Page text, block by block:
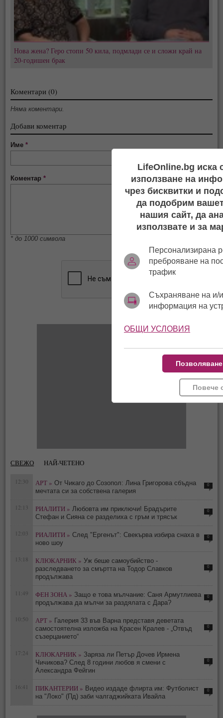
Нова жена? Геро стопи 50 кила, подмлади се и сложи край на
20-годишен брак
Коментари (0)
Няма коментари.
Добави коментар
Име*
Коментар*
* до 1000 символа
СВЕЖО НАЙ-ЧЕТЕНО
12:30 АРТ » От Чикаго до Созопол: Лина Григорова сбъдна
мечтата си за собствена галерия
0
12:13 РИАЛИТИ » Любовта им приключи! Брадърите
Стефан и Сияна се разделиха с гръм и трясък
0
12:03 РИАЛИТИ » След "Ергенът": Свекърва избира снаха в
ново шоу
0
13:18 КЛЮКАРНИК » Уж беше самоубийство -
разследването за смъртта на Тодор Славков
продължава
0
11:49 ФЕН ЗОНА » Защо е това мълчание: Саня Армутлиева
продължава да мълчи за раздялата с Дара?
0
10:50 АРТ » Галерия 33 във Варна представя деветата
самостоятелна изложба на Красен Кралев - „Отвъд
съзерцанието“
0
17:24 КЛЮКАРНИК » Заряза ли Петър Дочев Ирмена
Чичикова? След 8 години любов я смени с
Александра Фейгин
0
16:41 ПИКАНТЕРИИ » Видео издаде флирта им: Футболист
на "Локо" (Пд) заби чалгаджийката Ивайла
0
LifeOnline.bg иска
използване на
чрез бисквитки и
да подобрим
нашия сайт, да
използвате и за
Персонализирана
преброяване на
трафик
Съхраняване на и/
информация на
ОБЩИ УСЛОВИЯ
Повече